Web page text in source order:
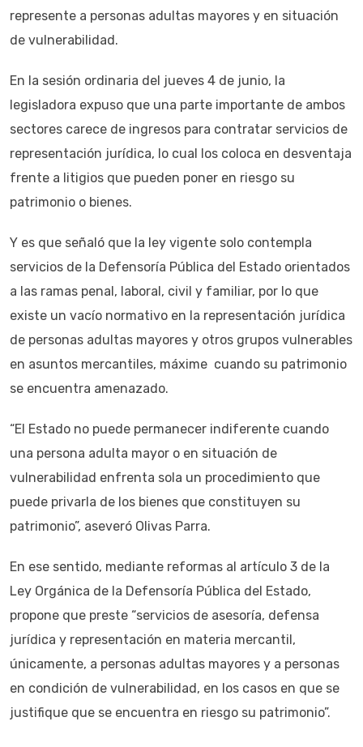
represente a personas adultas mayores y en situación
de vulnerabilidad.
En la sesión ordinaria del jueves 4 de junio, la
legisladora expuso que una parte importante de ambos
sectores carece de ingresos para contratar servicios de
representación jurídica, lo cual los coloca en desventaja
frente a litigios que pueden poner en riesgo su
patrimonio o bienes.
Y es que señaló que la ley vigente solo contempla
servicios de la Defensoría Pública del Estado orientados
a las ramas penal, laboral, civil y familiar, por lo que
existe un vacío normativo en la representación jurídica
de personas adultas mayores y otros grupos vulnerables
en asuntos mercantiles, máxime cuando su patrimonio
se encuentra amenazado.
“El Estado no puede permanecer indiferente cuando
una persona adulta mayor o en situación de
vulnerabilidad enfrenta sola un procedimiento que
puede privarla de los bienes que constituyen su
patrimonio”, aseveró Olivas Parra.
En ese sentido, mediante reformas al artículo 3 de la
Ley Orgánica de la Defensoría Pública del Estado,
propone que preste “servicios de asesoría, defensa
jurídica y representación en materia mercantil,
únicamente, a personas adultas mayores y a personas
en condición de vulnerabilidad, en los casos en que se
justifique que se encuentra en riesgo su patrimonio”.